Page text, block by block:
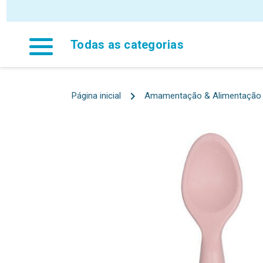
Todas as categorias
Página inicial Amamentação & Alimentação